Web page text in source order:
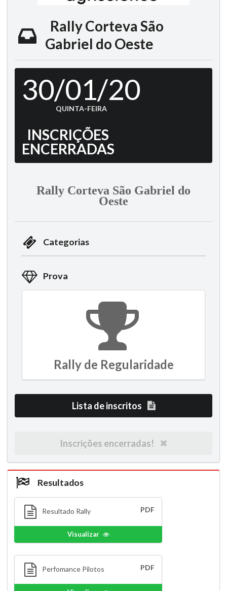
Rally Corteva São
Gabriel do Oeste
30/01/20
QUINTA-FEIRA
INSCRIÇÕES
ENCERRADAS
Rally Corteva São Gabriel do
Oeste
Categorias
Prova
Rally de Regularidade
Lista de inscritos
Inscrições encerradas!
Resultados
Resultado Rally PDF
Visualizar
Perfomance Pilotos PDF